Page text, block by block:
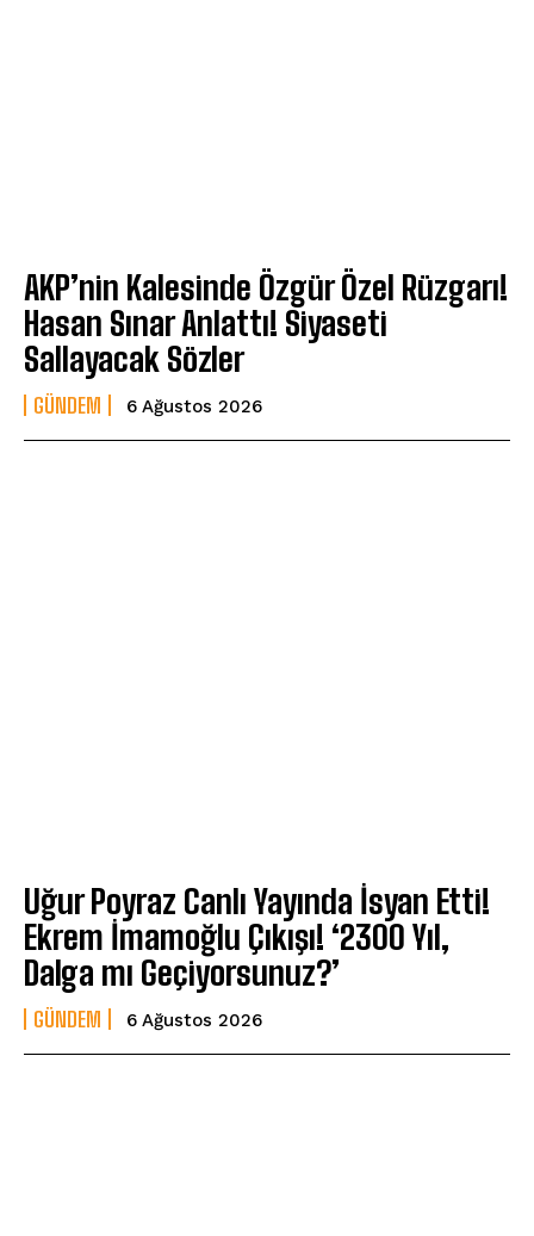
AKP’nin Kalesinde Özgür Özel Rüzgarı!
Hasan Sınar Anlattı! Siyaseti
Sallayacak Sözler
GÜNDEM 6 Ağustos 2026
Uğur Poyraz Canlı Yayında İsyan Etti!
Ekrem İmamoğlu Çıkışı! ‘2300 Yıl,
Dalga mı Geçiyorsunuz?’
GÜNDEM 6 Ağustos 2026